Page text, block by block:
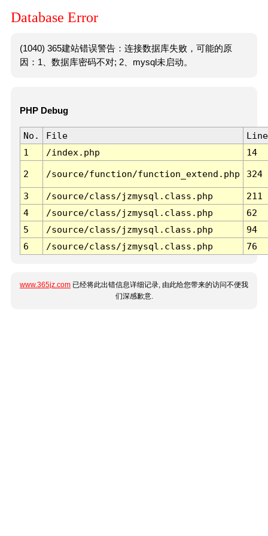
Database Error
(1040) 365建站错误警告：连接数据库失败，可能的原
因：1、数据库密码不对; 2、mysql未启动。
PHP Debug
No. File
Line
1
/index.php 14
2 /source/function/function_extend.php 324
3 /source/class/jzmysql.class.php
211
4
/source/class/jzmysql.class.php
62
5
/source/class/jzmysql.class.php
94
6
/source/class/jzmysql.class.php 76
www.365jz.com 已经将此出错信息详细记录, 由此给您带来的访问不便我
们深感歉意.